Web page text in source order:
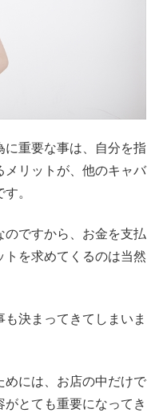
重要な事は、自分を指
メリットが、他のキャバ
。
のですから、お金を支払
トを求めてくるのは当然
決まってきてしまいま
めには、お店の中だけで
とても重要になってき